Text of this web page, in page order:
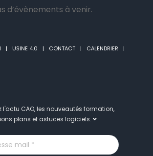
d’évènements à venir.
USINE 4.0 CONTACT
CALENDRIER
l'actu CAO, les nouveautés formation,
plans et astuces logiciels.